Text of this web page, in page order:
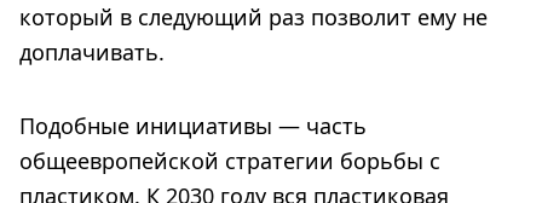
который в следующий раз позволит ему не
доплачивать.
Подобные инициативы — часть
общеевропейской стратегии борьбы с
пластиком. К 2030 году вся пластиковая